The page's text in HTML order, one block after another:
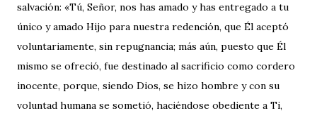
salvación: «Tú, Señor, nos has amado y has entregado a tu
único y amado Hijo para nuestra redención, que Él aceptó
voluntariamente, sin repugnancia; más aún, puesto que Él
mismo se ofreció, fue destinado al sacrificio como cordero
inocente, porque, siendo Dios, se hizo hombre y con su
voluntad humana se sometió, haciéndose obediente a Ti,